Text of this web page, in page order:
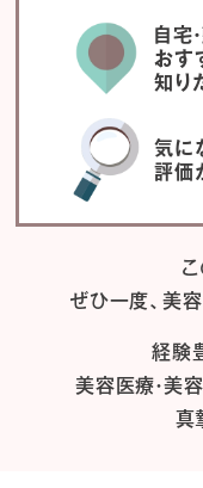
自宅
おす
知り
気に
評価
ぜひ一度、美
経験
美容医療・美
真